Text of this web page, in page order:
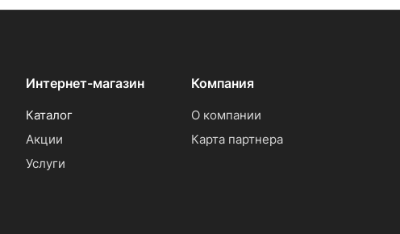
Интернет-магазин
Каталог
Акции
Услуги
Компания
О компании
Карта партнера